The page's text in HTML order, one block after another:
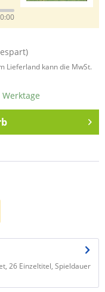
0:00
Lieferland kann die MwSt.
26 Einzeltitel, Spieldauer